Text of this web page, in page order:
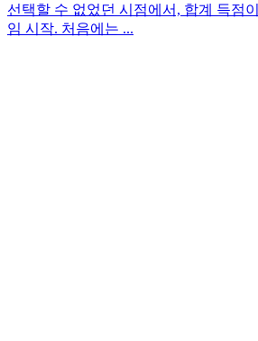
선택할 수 없었던 시점에서, 합계 득점
임 시작. 처음에는 ...